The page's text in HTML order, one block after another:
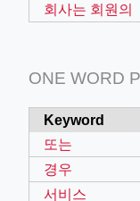
회사는 회원의
ONE WORD
Keyword
또는
경우
서비스